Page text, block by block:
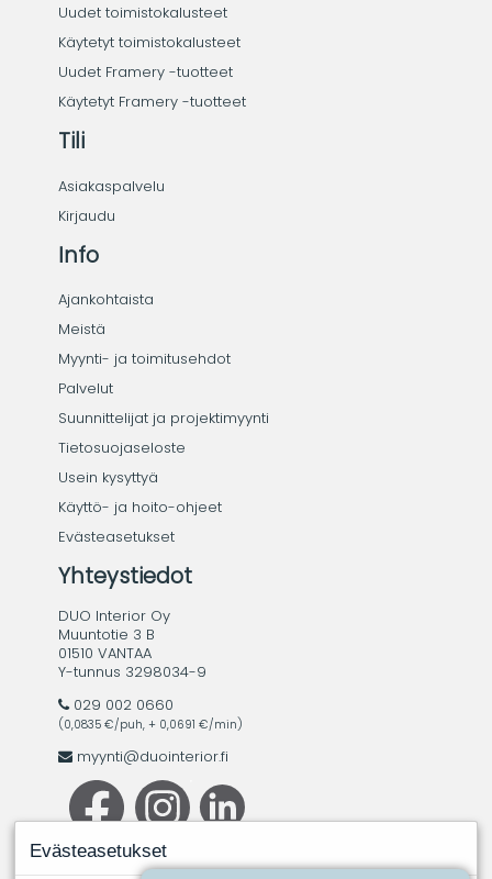
Uudet toimistokalusteet
Käytetyt toimistokalusteet
Uudet Framery -tuotteet
Käytetyt Framery -tuotteet
Tili
Asiakaspalvelu
Kirjaudu
Info
Ajankohtaista
Meistä
Myynti- ja toimitusehdot
Palvelut
Suunnittelijat ja projektimyynti
Tietosuojaseloste
Usein kysyttyä
Käyttö- ja hoito-ohjeet
Evästeasetukset
Yhteystiedot
DUO Interior Oy
Muuntotie 3 B
01510 VANTAA
Y-tunnus 3298034-9
029 002 0660
(0,0835 €/puh, + 0,0691 €/min)
myynti@duointerior.fi
Evästeasetukset